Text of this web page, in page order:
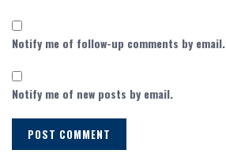
Notify me of follow-up comments by email.
Notify me of new posts by email.